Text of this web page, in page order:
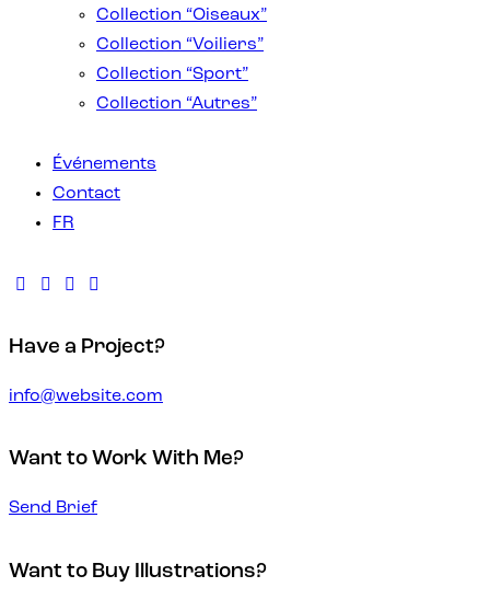
Collection “Oiseaux”
Collection “Voiliers”
Collection “Sport”
Collection “Autres”
Événements
Contact
FR
Have a Project?
info@website.com
Want to Work With Me?
Send Brief
Want to Buy Illustrations?